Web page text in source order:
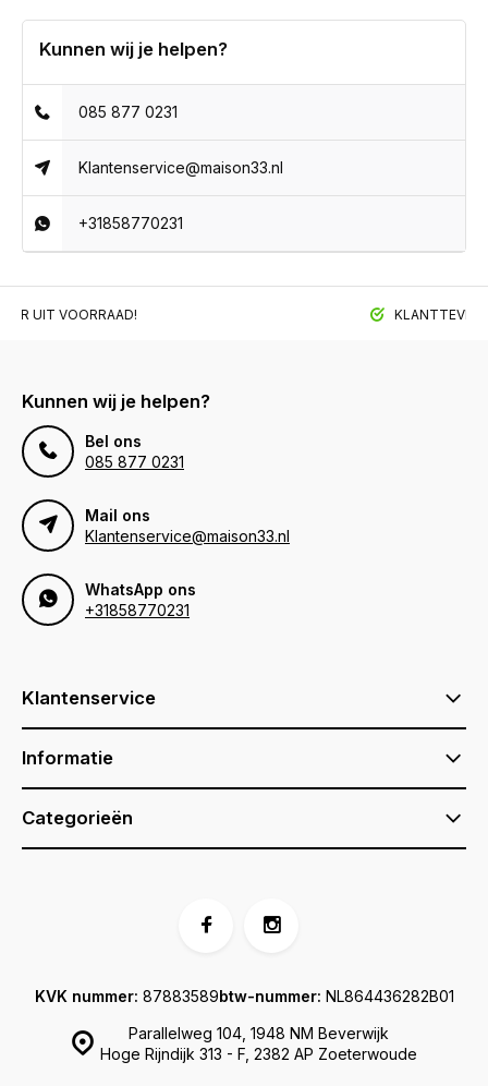
Kunnen wij je helpen?
085 877 0231
Klantenservice@maison33.nl
+31858770231
UIT VOORRAAD!
Kunnen wij je helpen?
Bel ons
085 877 0231
Mail ons
Klantenservice@maison33.nl
WhatsApp ons
+31858770231
Klantenservice
Informatie
Categorieën
Parallelweg 104, 1948 NM Beverwijk
Hoge Rijndijk 313 - F, 2382 AP Zoeterwoude
KVK nummer: 87883589btw-nummer: NL864436282B01